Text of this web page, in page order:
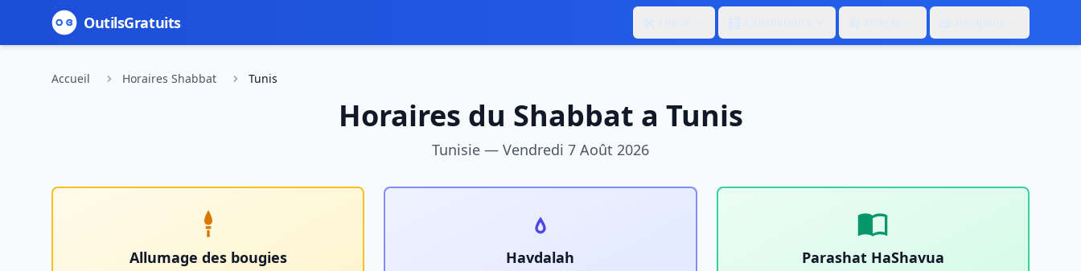
OutilsGratuits
Accueil Horaires Shabbat Tunis
Horaires du Shabbat a Tunis
Tunisie — Vendredi 7 Août 2026
Allumage des bougies Havdalah Parashat HaShavua